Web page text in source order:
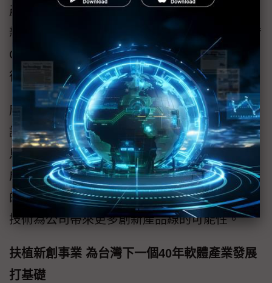
產品、服務更具商業潛力、國際化視野，再將
新創服務介接給當地客戶做概念驗證（Prove of
Concept；PoC），對於新創來說將會是國際化
很好的起點。
唐雲順指出，倘若新創有資金需求，而精誠也
認為該新創為值得投資的標的，即便不是為了
馬上獲利，公司也願意等上 3~5 年的時候待其
成長。可見在投資方面，精誠秉持著策略投資
的精神，不以短期財務為目標，而是期待新創
技術為公司帶來更多創新產品線的可能性。
扶植新創事業 為台灣下一個40年軟體產業發展
打基礎